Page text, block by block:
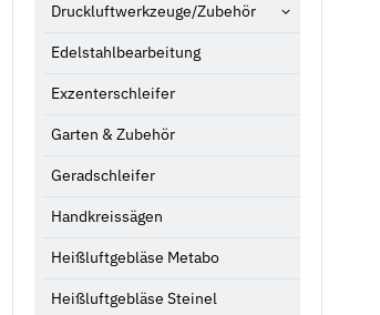
Druckluftwerkzeuge/Zubehör
Edelstahlbearbeitung
Exzenterschleifer
Garten & Zubehör
Geradschleifer
Handkreissägen
Heißluftgebläse Metabo
Heißluftgebläse Steinel